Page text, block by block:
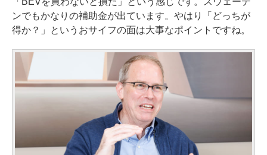
ンでもかなりの補助金が出ています。やはり「どっちが
得か？」というおサイフの面は大事なポイントですね。